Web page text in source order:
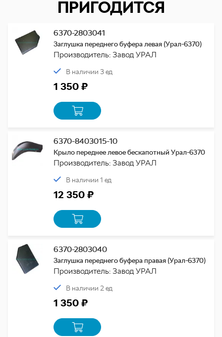
ПРИГОДИТСЯ
6370-2803041
Заглушка переднего буфера левая (Урал-6370)
Производитель: Завод УРАЛ
В наличии 3 ед
1 350 ₽
6370-8403015-10
Крыло переднее левое бескапотный Урал-6370
Производитель: Завод УРАЛ
В наличии 1 ед
12 350 ₽
6370-2803040
Заглушка переднего буфера правая (Урал-6370)
Производитель: Завод УРАЛ
В наличии 2 ед
1 350 ₽